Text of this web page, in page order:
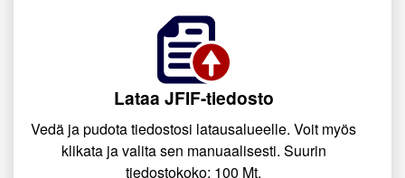
Lataa JFIF-tiedosto
Vedä ja pudota tiedostosi latausalueelle. Voit myös
klikata ja valita sen manuaalisesti. Suurin
tiedostokoko: 100 Mt.